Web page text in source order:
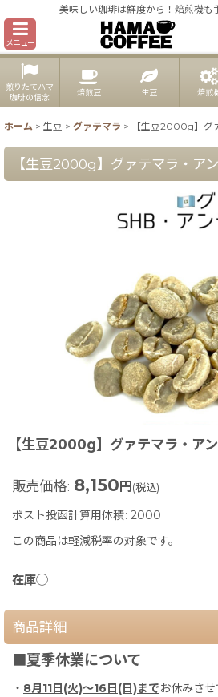
美味しい珈琲は鮮度から！焙煎機も
メニュー
煎りたてハマ
珈琲の信念
焙煎豆 生豆 焙煎
ホーム > 生豆 > グァテマラ > 【生豆2000g】グ
【生豆2000g】グァテマラ・ア
【生豆2000g】グァテマラ・ア
販売価格: 8,150 円 (税込)
ポスト投函計算用体積: 2000
この商品は軽減税率の対象です。
在庫◯
商品詳細
■夏季休業について
・ 8月11日(火)〜16日(日)までお休みさせ